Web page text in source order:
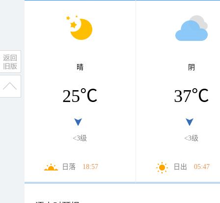
晴
25℃
<3级
日落 18:57
阴
37℃
<3级
日出 05:47